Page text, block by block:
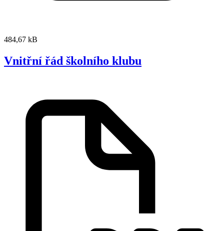
484,67 kB
Vnitřní řád školního klubu